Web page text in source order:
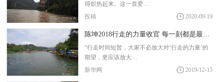
得炽热起来。这一首爱…
投稿
2020-09-19
“行走时间短暂，大家不必放大对‘行走的力量’的
期望，更应该放大…
新华网
2019-12-15